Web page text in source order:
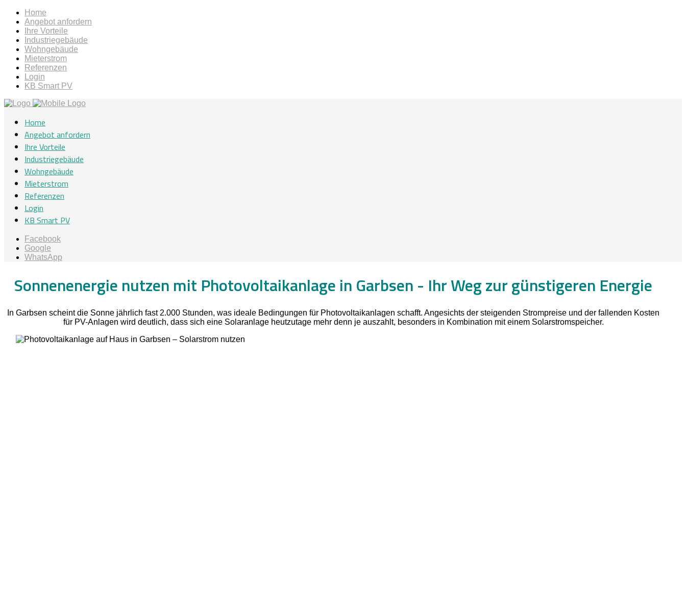
Home
Angebot anfordern
Ihre Vorteile
Industriegebäude
Wohngebäude
Mieterstrom
Referenzen
Login
KB Smart PV
Home
Angebot anfordern
Ihre Vorteile
Industriegebäude
Wohngebäude
Mieterstrom
Referenzen
Login
KB Smart PV
Facebook
Google
WhatsApp
Sonnenenergie nutzen mit Photovoltaikanlage in Garbsen - Ihr Weg zur günstigeren Energie
In Garbsen scheint die Sonne jährlich fast 2.000 Stunden, was ideale Bedingungen für Photovoltaikanlagen schafft. Angesichts der steigenden Strompreise und der fallenden Kosten
für PV-Anlagen wird deutlich, dass sich eine Solaranlage heutzutage mehr denn je auszahlt, besonders in Kombination mit einem Solarstromspeicher.